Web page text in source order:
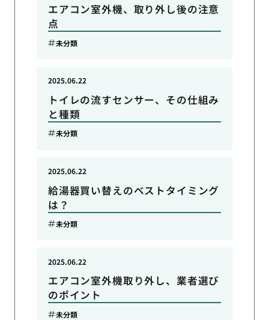
エアコン室外機、取り外し後の注意
点
未分類
トイレの流すセンサー、その仕組み
と種類
2025.06.22
未分類
給湯器買い替えのベストタイミング
は？
2025.06.22
未分類
エアコン室外機取り外し、業者選び
のポイント
2025.06.22
未分類